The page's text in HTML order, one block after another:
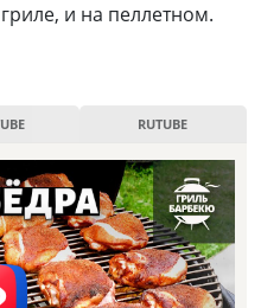
и на пеллетном.
RUTUBE